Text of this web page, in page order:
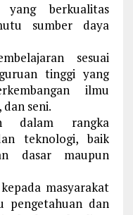
yang berkualitas
sumber daya
sesuai
tinggi yang
ilmu
seni.
dalam rangka
teknologi, baik
dasar maupun
masyarakat
pengetahuan dan